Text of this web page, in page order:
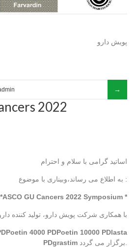
پویش دارو
2022
اساتید گرامی با سلام و احترام
به اطلاع می رساند،وبیناری با موضوع :
*ASCO GU Cancers 2022 Symposium *
با همکاری شرکت پویش دارو، تولید کننده
4000 PDPoetin 10000 PDlasta
PDgrastim